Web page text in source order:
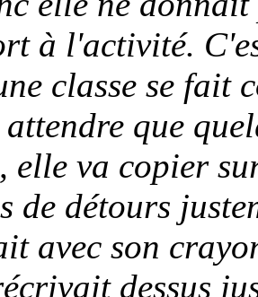
à l'activité.
classe se fait
que
elle va copier
de détours
avec son
dessus